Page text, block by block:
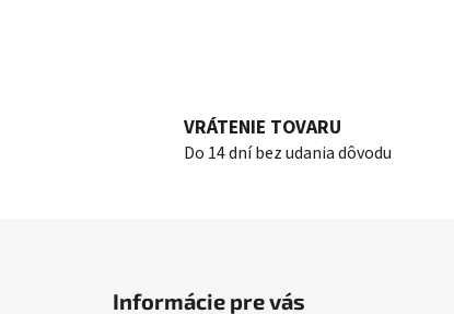
VRÁTENIE TOVARU
Do 14 dní bez udania dôvodu
Informácie pre vás